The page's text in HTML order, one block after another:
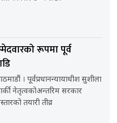
रूपमा पूर्व
। पूर्वप्रधानन्यायाधीश सुशीला
नेतृत्वकोअन्तरिम सरकार
तयारी तीव्र